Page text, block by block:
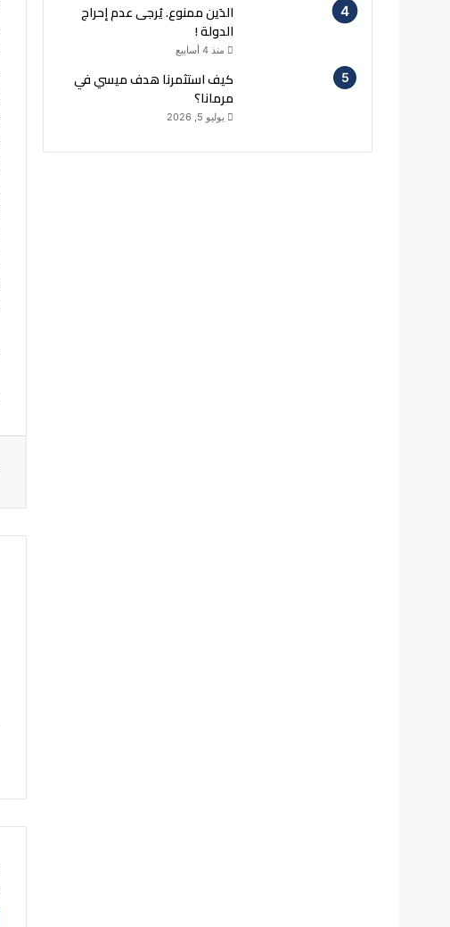
الدَين ممنوع. يُرجى عدم إحراج
الدولة !
منذ 4 أسابيع
كيف استثمرنا هدف ميسي في
مرمانا؟
يوليو 5, 2026